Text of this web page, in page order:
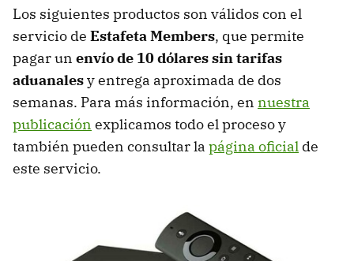
Los siguientes productos son válidos con el
servicio de Estafeta Members, que permite
pagar un envío de 10 dólares sin tarifas
aduanalesy entrega aproximada de dos
semanas. Para más información, en nuestra
publicación explicamos todo el proceso y
también pueden consultar la página oficial de
este servicio.